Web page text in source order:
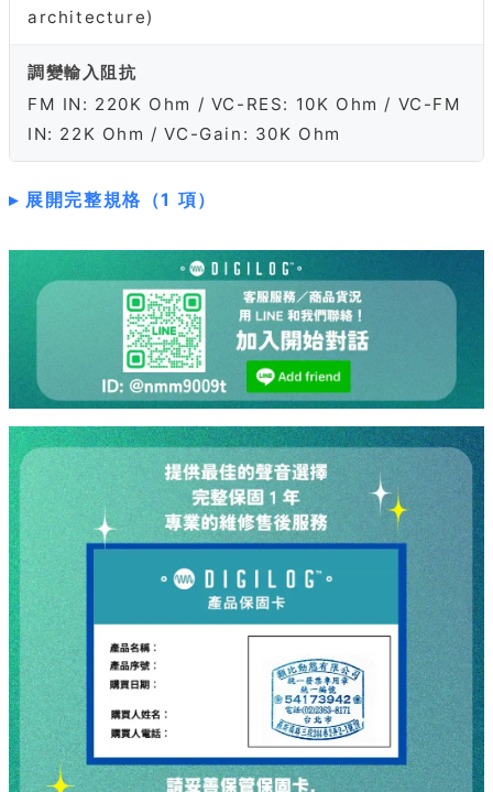
architecture)
調變輸入阻抗
FM IN: 220K Ohm / VC-RES: 10K Ohm / VC-FM
IN: 22K Ohm / VC-Gain: 30K Ohm
展開完整規格（1 項）